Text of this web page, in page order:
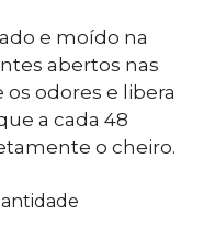
e moído na
abertos nas
os odores e libera
a cada 48
o cheiro.